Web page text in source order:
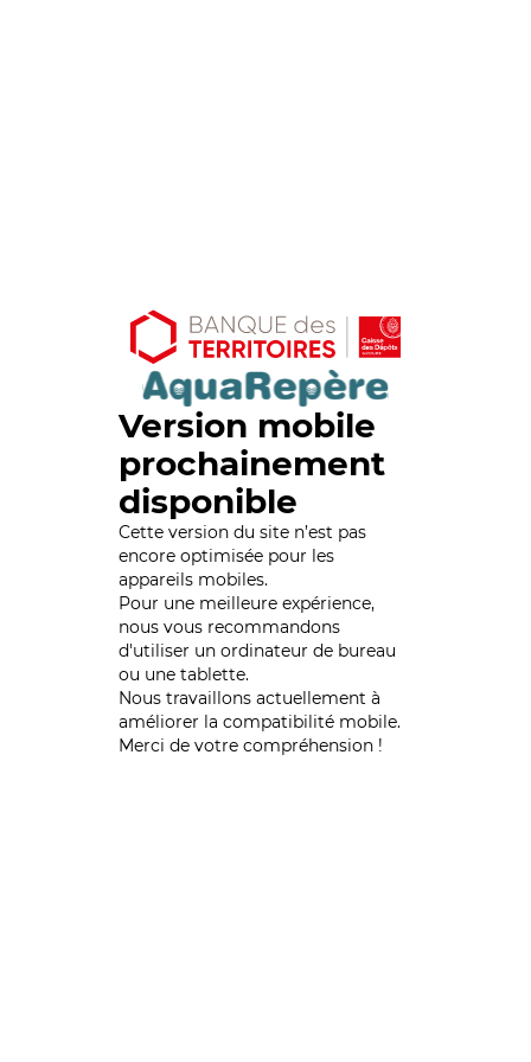
Version mobile
prochainement
disponible
Cette version du site n’est pas
encore optimisée pour les
appareils mobiles.
Pour une meilleure expérience,
nous vous recommandons
d'utiliser un ordinateur de bureau
ou une tablette.
Nous travaillons actuellement à
améliorer la compatibilité mobile.
Merci de votre compréhension !